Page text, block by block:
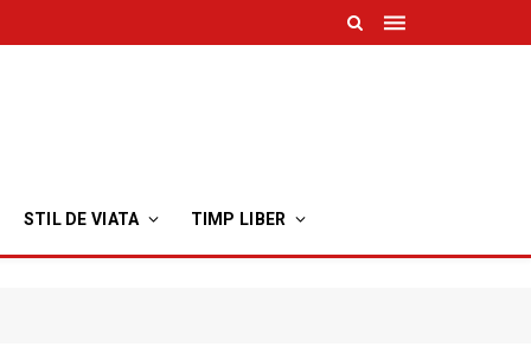
STIL DE VIATA TIMP LIBER